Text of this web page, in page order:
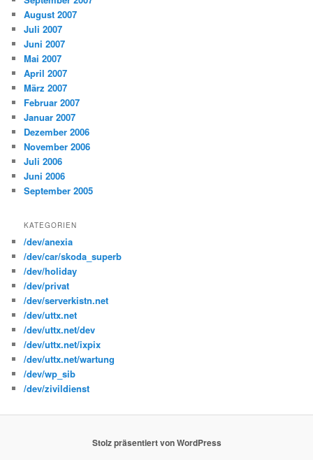
August 2007
Juli 2007
Juni 2007
Mai 2007
April 2007
März 2007
Februar 2007
Januar 2007
Dezember 2006
November 2006
Juli 2006
Juni 2006
September 2005
KATEGORIEN
/dev/anexia
/dev/car/skoda_superb
/dev/holiday
/dev/privat
/dev/serverkistn.net
/dev/uttx.net
/dev/uttx.net/dev
/dev/uttx.net/ixpix
/dev/uttx.net/wartung
/dev/wp_sib
/dev/zivildienst
Stolz präsentiert von WordPress